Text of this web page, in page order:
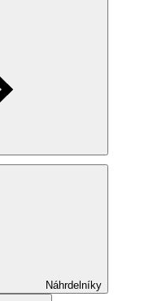
Náhrdelníky